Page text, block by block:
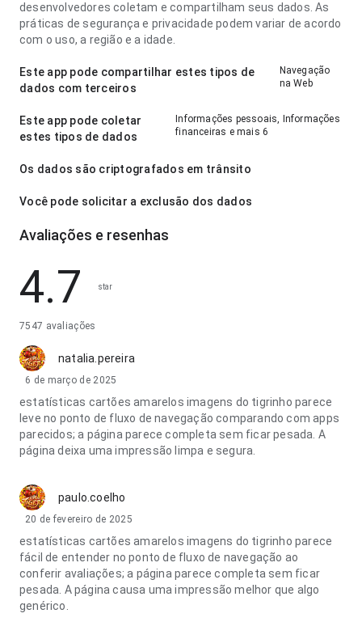
desenvolvedores coletam e compartilham seus dados. As
práticas de segurança e privacidade podem variar de acordo
com o uso, a região e a idade.
Este app pode compartilhar estes tipos de
dados com terceiros
Navegação
na Web
Este app pode coletar
estes tipos de dados
Informações pessoais, Informações
financeiras e mais 6
Os dados são criptografados em trânsito
Você pode solicitar a exclusão dos dados
Avaliações e resenhas
4.7 star
7547 avaliações
natalia.pereira
6 de março de 2025
estatísticas cartões amarelos imagens do tigrinho parece
leve no ponto de fluxo de navegação comparando com apps
parecidos; a página parece completa sem ficar pesada. A
página deixa uma impressão limpa e segura.
paulo.coelho
20 de fevereiro de 2025
estatísticas cartões amarelos imagens do tigrinho parece
fácil de entender no ponto de fluxo de navegação ao
conferir avaliações; a página parece completa sem ficar
pesada. A página causa uma impressão melhor que algo
genérico.